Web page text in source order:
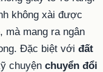
không xài được
mà mang ra ngân
Đặc biệt với đất
chuyện chuyển đổi